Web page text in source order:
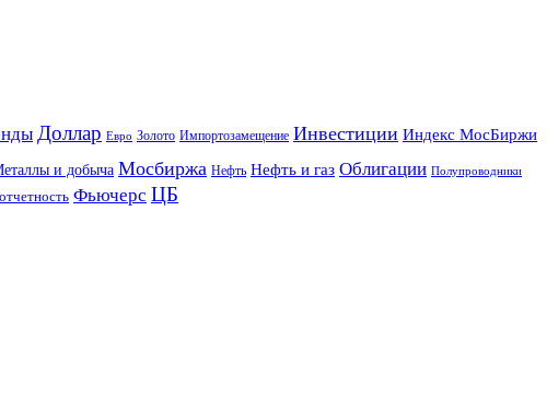
Доллар Евро Золото Импортозамещение Инвестиции Индекс МосБиржи
и добыча Мосбиржа Нефть Нефть и газ Облигации Полупроводники
Фьючерс ЦБ